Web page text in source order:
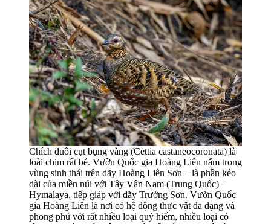
Chích đuôi cụt bụng vàng (Cettia castaneocoronata) là
loài chim rất bé. Vườn Quốc gia Hoàng Liên nằm trong
vùng sinh thái trên dãy Hoàng Liên Sơn – là phần kéo
dài của miền núi với Tây Vân Nam (Trung Quốc) –
Hymalaya, tiếp giáp với dãy Trường Sơn. Vườn Quốc
gia Hoàng Liên là nơi có hệ động thực vật đa dạng và
phong phú với rất nhiều loại quý hiếm, nhiều loại có